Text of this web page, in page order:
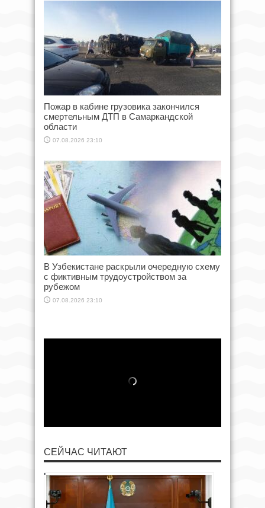
Пожар в кабине грузовика закончился
смертельным ДТП в Самаркандской
области
07.08.2026 23:10
В Узбекистане раскрыли очередную схему
с фиктивным трудоустройством за
рубежом
07.08.2026 23:10
СЕЙЧАС ЧИТАЮТ